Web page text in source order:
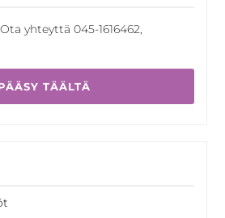
yhteyttä 045-1616462,
TÄÄLTÄ